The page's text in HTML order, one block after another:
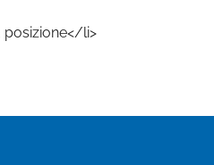
posizione</li>